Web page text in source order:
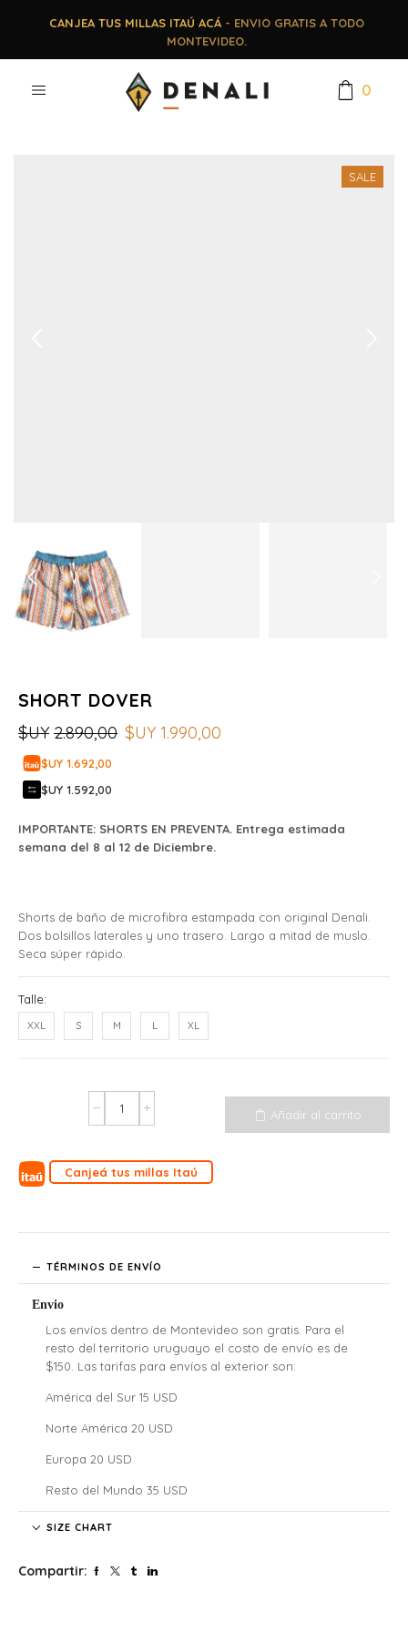
CANJEA TUS MILLAS ITAÚ ACÁ- ENVIO GRATIS A TODO
MONTEVIDEO.
0
SALE
SHORT DOVER
$UY 2.890,00 $UY 1.990,00
$UY 1.692,00
$UY 1.592,00
IMPORTANTE: SHORTS EN PREVENTA. Entrega estimada
semana del 8 al 12 de Diciembre.
Shorts de baño de microfibra estampada con original Denali.
Dos bolsillos laterales y uno trasero. Largo a mitad de muslo.
Seca súper rápido.
Talle:
XXL S M L XL
Añadir al carrito
Canjeá tus millas Itaú
TÉRMINOS DE ENVÍO
Envio
Los envíos dentro de Montevideo son gratis. Para el
resto del territorio uruguayo el costo de envío es de
$150. Las tarifas para envíos al exterior son:
América del Sur 15 USD
Norte América 20 USD
Europa 20 USD
Resto del Mundo 35 USD
Denali no se hace responsable por las regulaciones
responsables por los costos y atrasos que estos puedan
SIZE CHART
Compartir: